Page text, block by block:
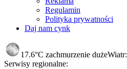
Regulamin
Polityka prywatności
Daj nam cynk
17.6°C zachmurzenie dużeWiatr:
Serwisy regionalne: